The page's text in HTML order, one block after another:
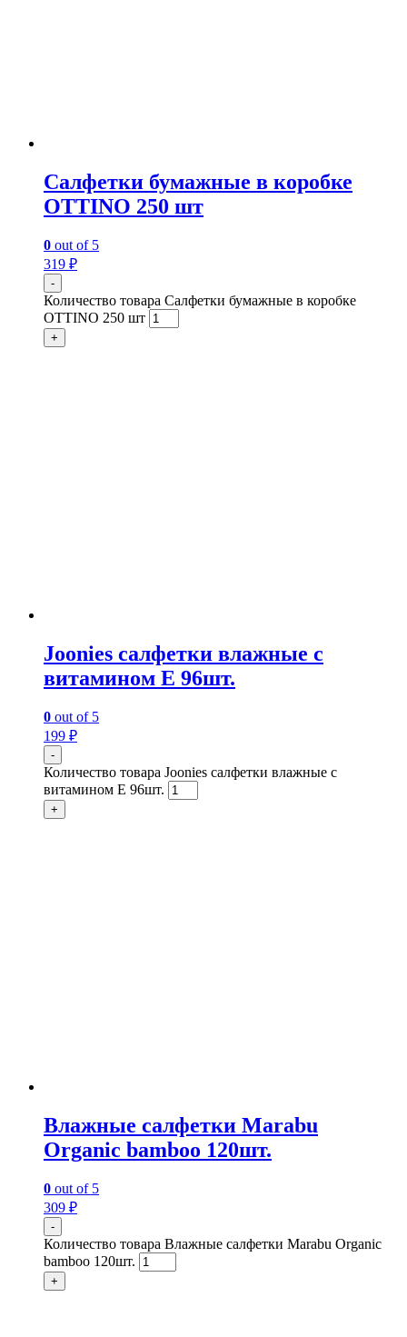
Салфетки бумажные в коробке
OTTINO 250 шт
0 out of 5
319 ₽
-
Количество товара Салфетки бумажные в коробке
OTTINO 250 шт
+
Joonies салфетки влажные с
витамином Е 96шт.
0 out of 5
199 ₽
-
Количество товара Joonies салфетки влажные с
витамином Е 96шт.
+
Влажные салфетки Marabu
Organic bamboo 120шт.
0 out of 5
309 ₽
-
Количество товара Влажные салфетки Marabu Organic
bamboo 120шт.
+